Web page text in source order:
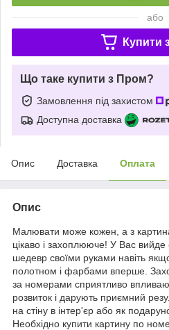
або
Купити
Що таке купити з Пром?
Замовлення під захистом
Доступна доставка
Опис Доставка Оплата
Опис
Малювати може кожен, а з
цікаво і захоплююче! У Вас вийде
шедевр своїми руками навіть
полотном і фарбами вперше.
за номерами сприятливо
розвиток і дарують приємний
на стіну в інтер'єр або як
Необхідно купити картину по